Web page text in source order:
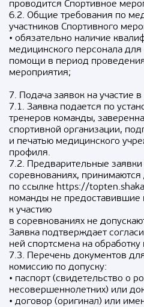
проводится Спортивное
6.2. Общие требования по
участников Спортивного
• обязательно наличие
медицинского персонала
помощи в период
мероприятия;
7. Подача заявок на участие
7.1. Заявка подается по
тренеров команды,
спортивной организации,
и печатью медицинского
профиля.
7.2. Предварительные заявки
соревнованиях,
по ссылке https://
команды не предоставившие
к участию
в соревнованиях не
Заявка подтверждает
ней спортсмена на
7.3. Перечень документов
комиссию по допуску:
• паспорт (свидетельство о
несовершеннолетних) или
• договор (оригинал) или